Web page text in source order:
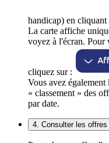
handicap) en cliquant
La carte affiche
voyez à l'écran. Pour
cliquez sur :
Vous avez
« classement » des
par date.
4. Consulter les